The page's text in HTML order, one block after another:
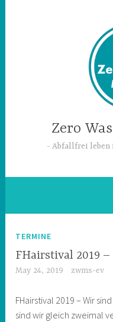
Zero
Abfallfrei leben
TERMINE
FHairstival 2019
May 24, 2019 zwms-ev
FHairstival 2019 – Wir
sind wir gleich zweimal